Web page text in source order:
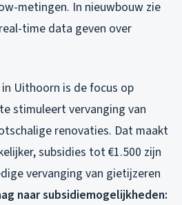
metingen. In nieuwbouw zie
time data geven over
Uithoorn is de focus op
stimuleert vervanging van
renovaties. Dat maakt
subsidies tot €1.500 zijn
vervanging van gietijzeren
naar subsidiemogelijkheden: